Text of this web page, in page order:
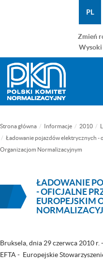
(tylko
na
podstronach)
PL
Zmień
Strona główna Informacje 2010
Ładowanie pojazdów elektrycznych -
Organizacjom Normalizacyjnym
ŁADOWANIE
- OFICJALNE
EUROPEJSKIM
Bruksela, dnia 29 czerwca 2010 r.
EFTA - Europejskie